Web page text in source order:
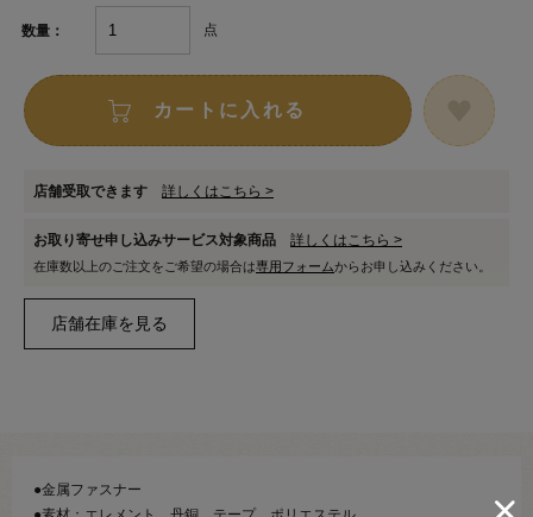
数量： 点
カートに入れる
店舗受取できます 詳しくはこちら >
お取り寄せ申し込みサービス対象商品 詳しくはこちら >
在庫数以上のご注文をご希望の場合は専用フォームからお申し込みください。
●金属ファスナー